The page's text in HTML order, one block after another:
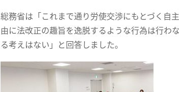
総務省は「これまで通り労使交渉にもとづく自
由に法改正の趣旨を逸脱するような行為は行わ
る考えはない」と回答しました。